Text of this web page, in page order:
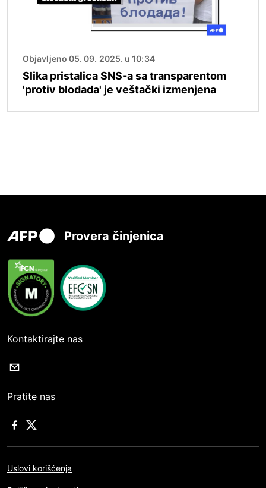
Objavljeno 05. 09. 2025. u 10:34
Slika pristalica SNS-a sa transparentom
'protiv blodada' je veštački izmenjena
Provera činjenica
Kontaktirajte nas
Pratite nas
Uslovi korišćenja